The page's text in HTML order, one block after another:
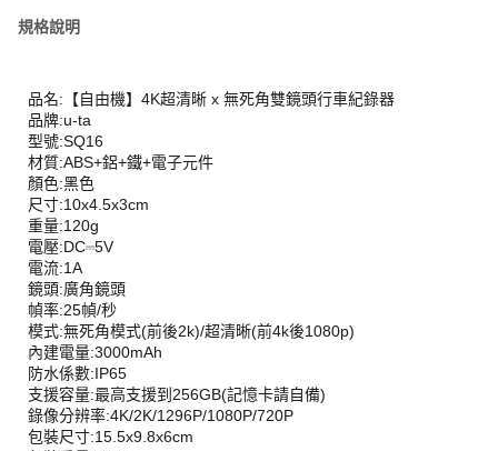
規格說明
品名:【自由機】4K超清晰 x 無死角雙鏡頭行車紀錄器
品牌:u-ta
型號:SQ16
材質:ABS+鋁+鐵+電子元件
顏色:黑色
尺寸:10x4.5x3cm
重量:120g
電壓:DC⎓5V
電流:1A
鏡頭:廣角鏡頭
幀率:25幀/秒
模式:無死角模式(前後2k)/超清晰(前4k後1080p)
內建電量:3000mAh
防水係數:IP65
支援容量:最高支援到256GB(記憶卡請自備)
錄像分辨率:4K/2K/1296P/1080P/720P
包裝尺寸:15.5x9.8x6cm